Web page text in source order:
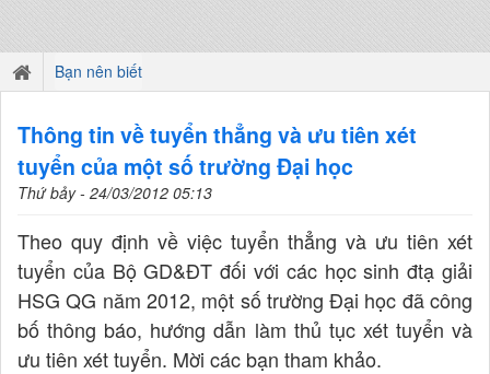
Bạn nên biết
Thông tin về tuyển thẳng và ưu tiên xét
tuyển của một số trường Đại học
Thứ bảy - 24/03/2012 05:13
Theo quy định về việc tuyển thẳng và ưu tiên xét
tuyển của Bộ GD&ĐT đối với các học sinh đtạ giải
HSG QG năm 2012, một số trường Đại học đã công
bố thông báo, hướng dẫn làm thủ tục xét tuyển và
ưu tiên xét tuyển. Mời các bạn tham khảo.